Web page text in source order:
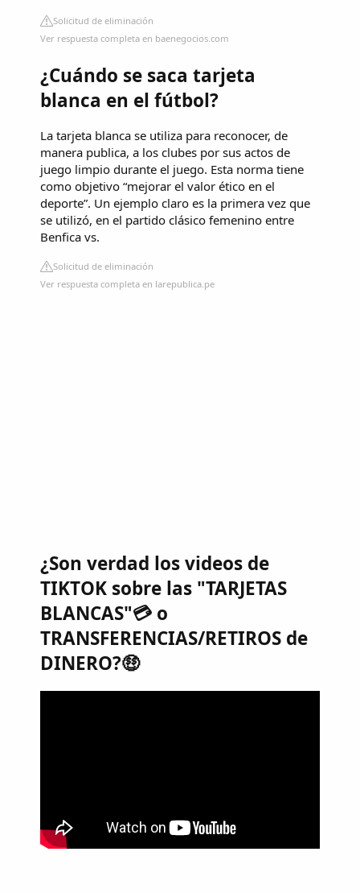
Solicitud de eliminación
Ver respuesta completa en baenegocios.com
¿Cuándo se saca tarjeta
blanca en el fútbol?
La tarjeta blanca se utiliza para reconocer, de
manera publica, a los clubes por sus actos de
juego limpio durante el juego. Esta norma tiene
como objetivo “mejorar el valor ético en el
deporte”. Un ejemplo claro es la primera vez que
se utilizó, en el partido clásico femenino entre
Benfica vs.
Solicitud de eliminación
Ver respuesta completa en larepublica.pe
¿Son verdad los videos de
TIKTOK sobre las "TARJETAS
BLANCAS"💳 o
TRANSFERENCIAS/RETIROS de
DINERO?🤑